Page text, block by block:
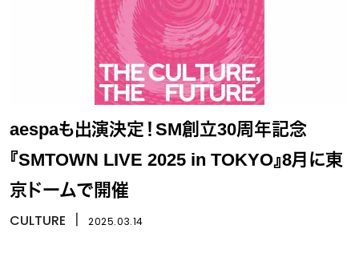
aespaも出演決定！SM創立30周年記念
『SMTOWN LIVE 2025 in TOKYO』8月に東
京ドームで開催
CULTURE 2025.03.14